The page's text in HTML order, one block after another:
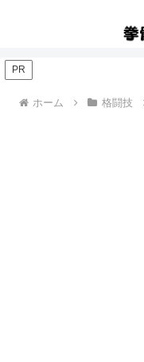
PR
ホーム 格闘技